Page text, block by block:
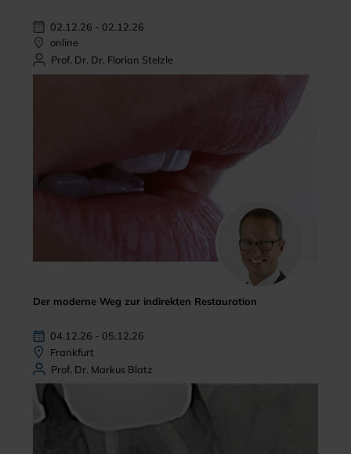
02.12.26 - 02.12.26
online
Prof. Dr. Dr. Florian Stelzle
Der moderne Weg zur indirekten Restauration
04.12.26 - 05.12.26
Frankfurt
Prof. Dr. Markus Blatz